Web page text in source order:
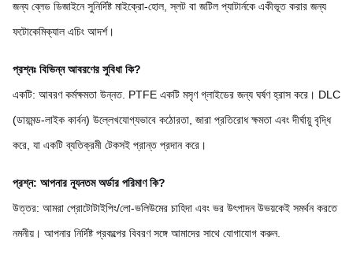
জন্য ব্লেড ডিজাইনে সুনির্দিষ্ট মাইক্রো-হোল, স্লট বা জটিল প্যাটার্নকে একীভূত করার জন্য
ফটোকেমিক্যাল এচিং আদর্শ।
প্রশ্নঃ বিভিন্ন আবরণের সুবিধা কি?
একটি: আবরণ কর্মক্ষমতা উন্নত. PTFE একটি মসৃণ গ্লাইডের জন্য ঘর্ষণ হ্রাস করে। DLC
(ডায়মন্ড-লাইক কার্বন) উল্লেখযোগ্যভাবে কঠোরতা, জারা প্রতিরোধ ক্ষমতা এবং দীর্ঘায়ু বৃদ্ধি
করে, যা একটি ব্যতিক্রমী টেকসই প্রান্ত প্রদান করে।
প্রশ্ন: আপনার ন্যূনতম অর্ডার পরিমাণ কি?
উত্তর: আমরা প্রোটোটাইপিং/লো-ভলিউমের চাহিদা এবং ভর উৎপাদন উভয়কেই সমর্থন করতে
নমনীয়। আপনার নির্দিষ্ট প্রকল্পের বিবরণ সঙ্গে আমাদের সাথে যোগাযোগ করুন.